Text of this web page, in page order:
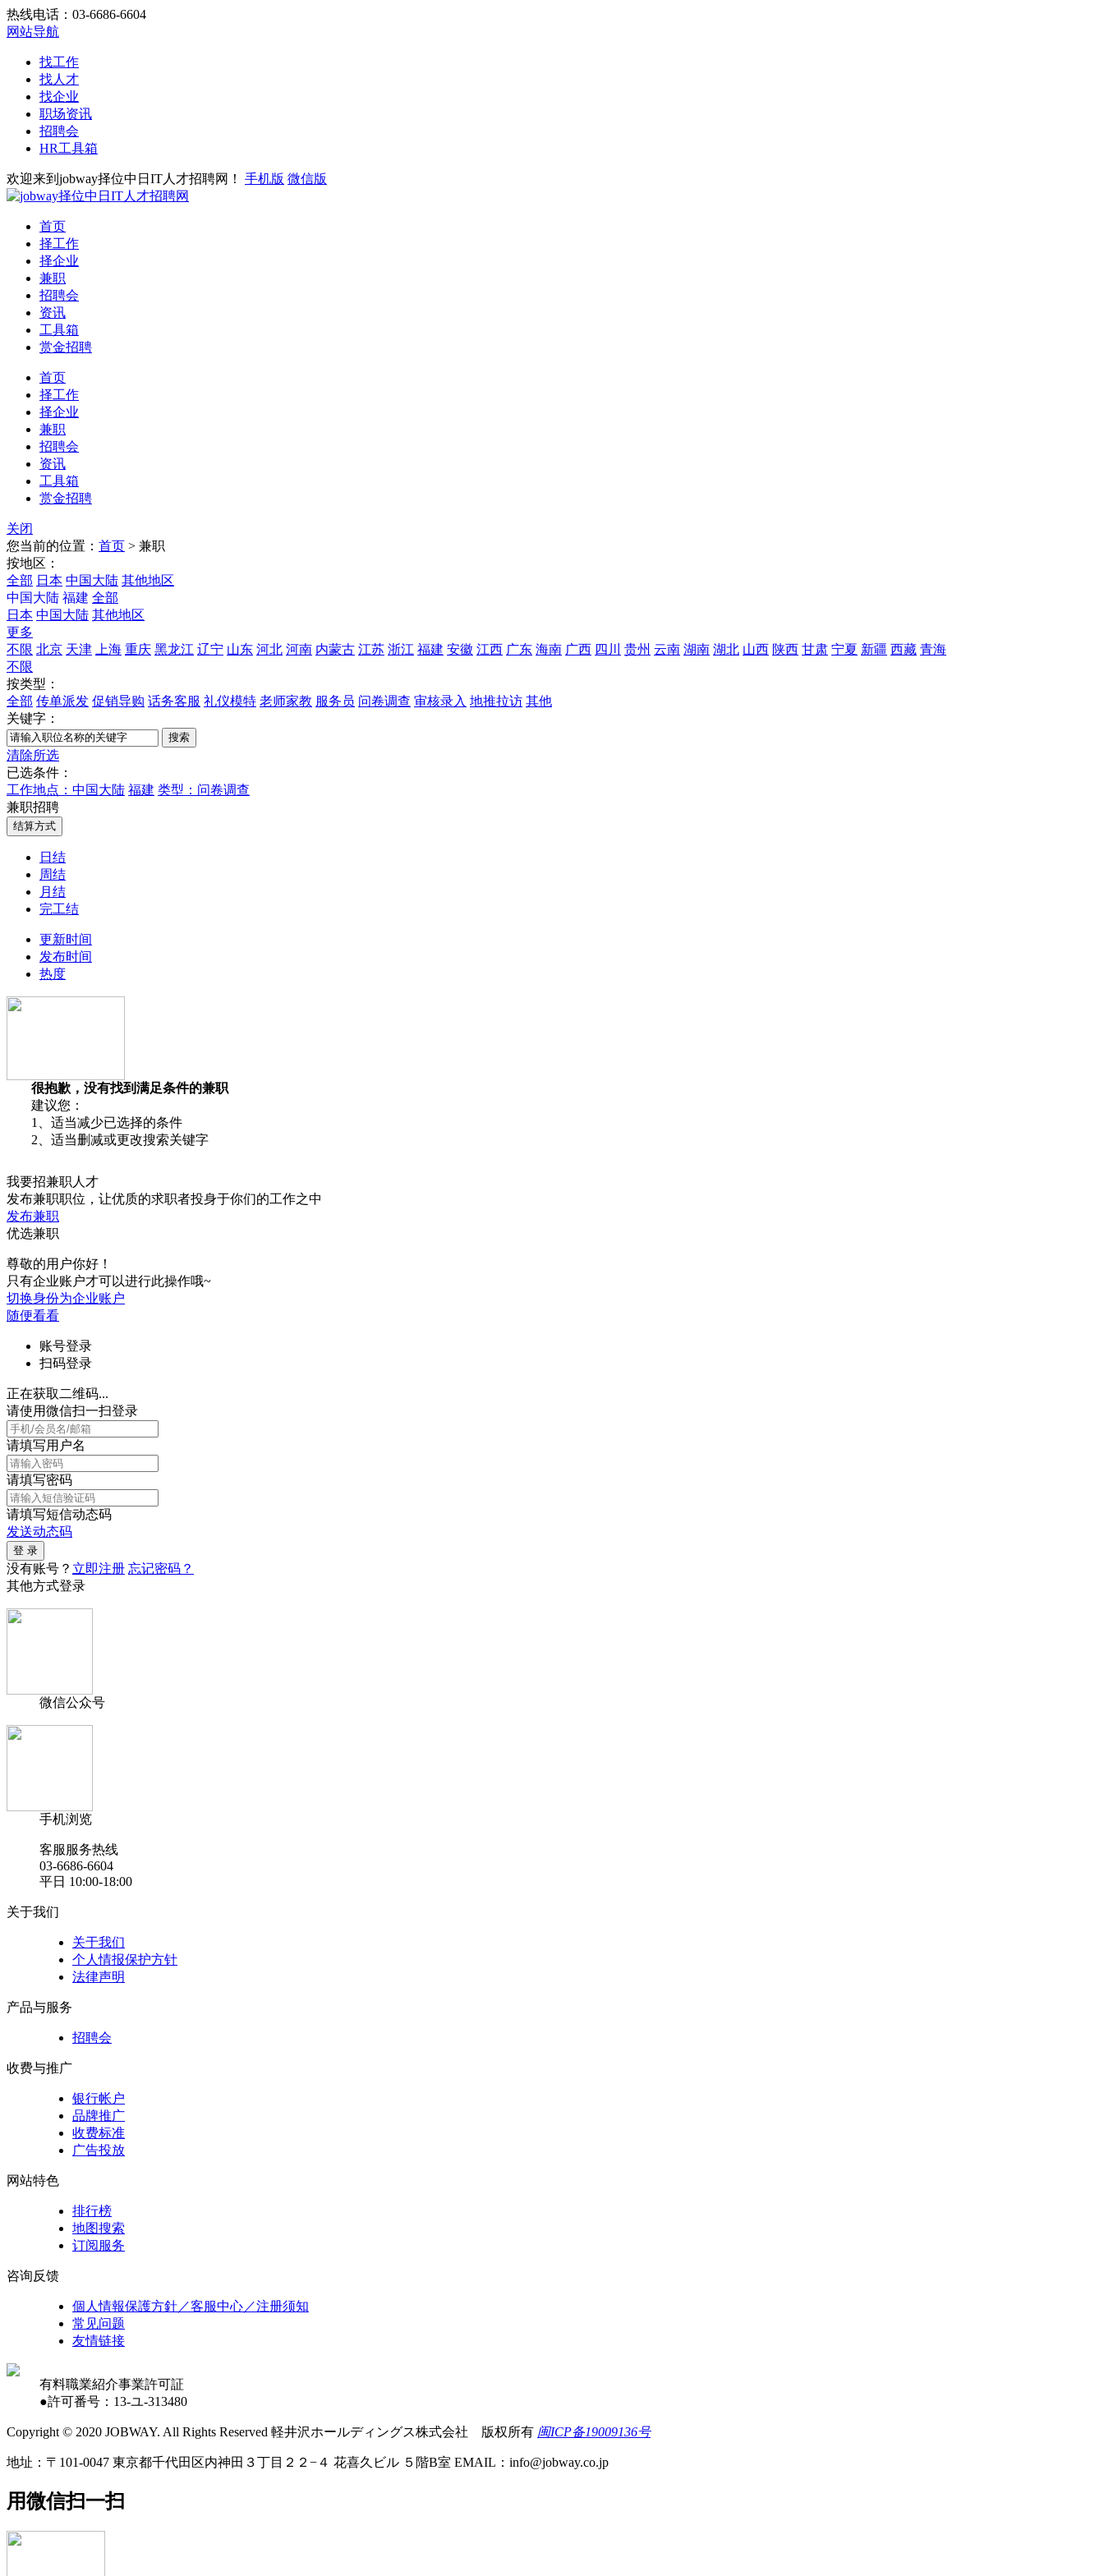
热线电话：03-6686-6604
网站导航
找工作
找人才
找企业
职场资讯
招聘会
HR工具箱
欢迎来到jobway择位中日IT人才招聘网！ 手机版 微信版
首页
择工作
择企业
兼职
招聘会
资讯
工具箱
赏金招聘
首页
择工作
择企业
兼职
招聘会
资讯
工具箱
赏金招聘
关闭
您当前的位置： 首页 > 兼职
按地区：
全部 日本 中国大陆 其他地区
中国大陆 福建 全部
日本 中国大陆 其他地区
更多
不限 北京 天津 上海 重庆 黑龙江 辽宁 山东 河北 河南 内蒙古 江苏 浙江 福建 安徽 江西 广东 海南 广西 四川 贵州 云南 湖南 湖北 山西 陕西 甘肃 宁夏 新疆 西藏 青海
不限
按类型：
全部 传单派发 促销导购 话务客服 礼仪模特 老师家教 服务员 问卷调查 审核录入 地推拉访 其他
关键字：
清除所选
已选条件：
工作地点：中国大陆 福建 类型：问卷调查
兼职招聘
日结
周结
月结
完工结
更新时间
发布时间
热度
很抱歉，没有找到满足条件的兼职
建议您：
1、适当减少已选择的条件
2、适当删减或更改搜索关键字
我要招兼职人才
发布兼职职位，让优质的求职者投身于你们的工作之中
发布兼职
优选兼职
尊敬的用户你好！
只有企业账户才可以进行此操作哦~
切换身份为企业账户
随便看看
账号登录
扫码登录
正在获取二维码...
请使用微信扫一扫登录
请填写用户名
请填写密码
请填写短信动态码
发送动态码
没有账号？ 立即注册 忘记密码？
其他方式登录
微信公众号
手机浏览
客服服务热线
03-6686-6604
平日 10:00-18:00
关于我们
关于我们
个人情报保护方针
法律声明
产品与服务
招聘会
收费与推广
银行帐户
品牌推广
收费标准
广告投放
网站特色
排行榜
地图搜索
订阅服务
咨询反馈
個人情報保護方針／客服中心／注册须知
常见问题
友情链接
有料職業紹介事業許可証
●許可番号：13-ユ-313480
Copyright © 2020 JOBWAY. All Rights Reserved 軽井沢ホールディングス株式会社 版权所有 闽ICP备19009136号
地址：〒101-0047 東京都千代田区内神田３丁目２２−４ 花喜久ビル ５階B室 EMAIL： info@jobway.co.jp
用微信扫一扫